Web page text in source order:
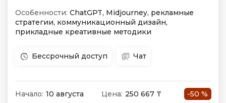
Особенности: ChatGPT, Midjourney, рекламные
стратегии, коммуникационный дизайн,
прикладные креативные методики
Бессрочный доступ Чат
Начало: 10 августа Цена: 250 667 ₸
-50 %